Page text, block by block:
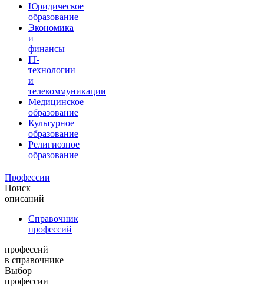
Юридическое
образование
Экономика
и
финансы
IT-
технологии
и
телекоммуникации
Медицинское
образование
Культурное
образование
Религиозное
образование
Профессии
Поиск
описаний
Справочник
профессий
профессий
в справочнике
Выбор
профессии